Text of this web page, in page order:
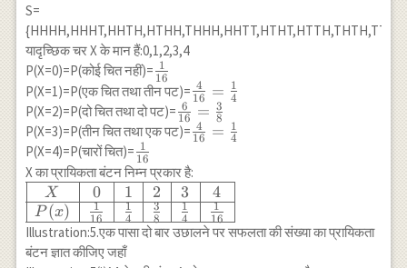
\\ \hline
P(X) &
\frac{1}{8}
& \frac{3}
{8} &
\frac{3}{8}
& \frac{1}
{8} \\ \hline
\end{array}
S=
यादृच्छिक चर X के मान हैं:0,1,2,3,4
P(X=0)=P(कोई चित नहीं)=\frac{1}
{16}
16
1
P(X=1)=P(एक चित तथा तीन पट)=\frac{4}
{16}=\frac{1}
{4}
16
4 = 4
1
P(X=2)=P(दो चित तथा दो पट)=\frac{6}
{16}=\frac{3}
16
6 = 8
3
P(X=3)=P(तीन चित तथा एक पट)=\frac{4}
{4}
16
4 = 4
1
P(X=4)=P(चारों चित)=\frac{1}
{16}
16
1
X का प्रायिकता बंटन निम्न प्रकार है:
\begin{array}
{|c|c|c|c|c|c|}
\hline X & 0
& 1 & 2 & 3
X
P (x)
0
16
1
1
4
1
2
8
3
3
4
1
4
16
1
Illustration:5.एक पासा दो बार उछालने पर सफलता की संख्या का प्रायिकता
बंटन ज्ञात कीजिए जहाँ